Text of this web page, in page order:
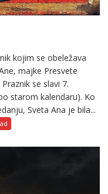
kojim se obeležava
majke Presvete
se slavi 7.
starom kalendaru). Ko
Sveta Ana je bila...